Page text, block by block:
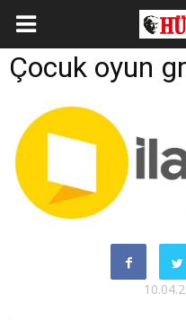
Çocuk oyun